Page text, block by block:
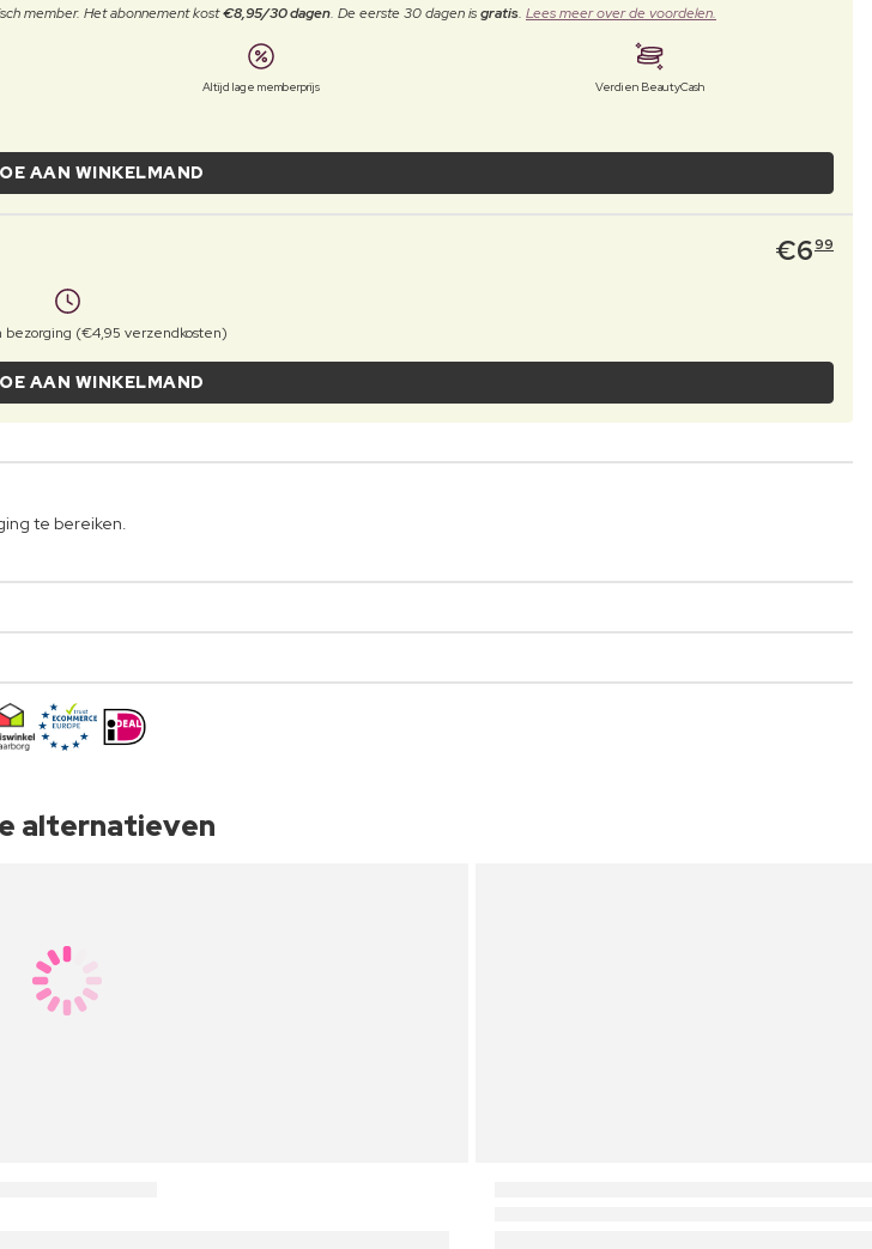
member. Het abonnement kost€8,95/30 dagen. De eerste 30 dagen isgratis. Lees meer over de voordelen.
Altijd lage memberprijs Verdien BeautyCash
AAN WINKELMAND
€699
bezorging (€4,95 verzendkosten)
AAN WINKELMAND
te bereiken.
alternatieven